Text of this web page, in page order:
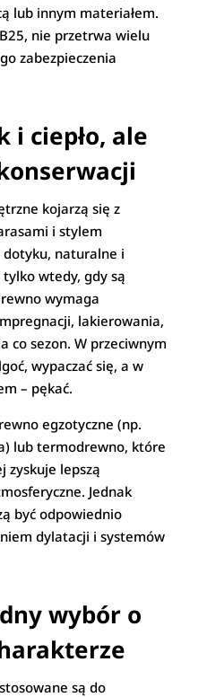
lub innym materiałem.
nie przetrwa wielu
zabezpieczenia
i ciepło, ale
kojarzą się z
i stylem
dotyku, naturalne i
wtedy, gdy są
wymaga
lakierowania,
co sezon. W przeciwnym
wypaczać się, a w
– pękać.
egzotyczne (np.
lub termodrewno, które
zyskuje lepszą
Jednak
być odpowiednio
dylatacji i systemów
wybór o
są do